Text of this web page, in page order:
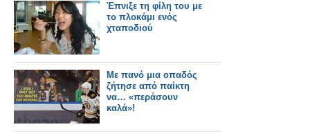
Έπνιξε τη φίλη του με
το πλοκάμι ενός
χταποδιού
Με πανό μια οπαδός
ζήτησε από παίκτη
να… «περάσουν
καλά»!